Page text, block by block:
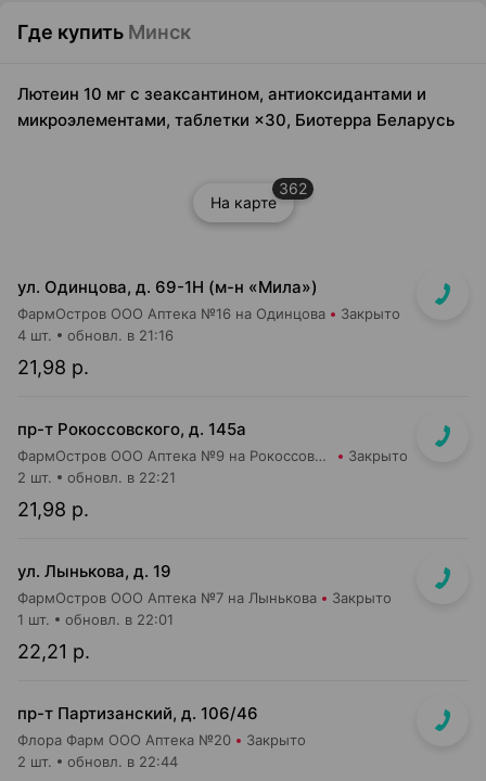
Где купить Минск
Лютеин 10 мг с зеаксантином, антиоксидантами и
микроэлементами, таблетки ×30, Биотерра Беларусь
На карте
362
ул. Одинцова, д. 69-1Н (м-н «Мила»)
ФармОстров ООО Аптека №16 на Одинцова Закрыто
21,98 р.
4 шт. обновл. в 21:16
пр-т Рокоссовского, д. 145а
ФармОстров ООО Аптека №9 на Рокоссовского Закрыто
21,98 р.
2 шт. обновл. в 22:21
ул. Лынькова, д. 19
ФармОстров ООО Аптека №7 на Лынькова Закрыто
22,21 р.
1 шт. обновл. в 22:01
пр-т Партизанский, д. 106/46
Флора Фарм ООО Аптека №20 Закрыто
2 шт. обновл. в 22:44